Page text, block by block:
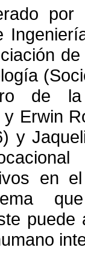
de
Erwin
y
en
puede